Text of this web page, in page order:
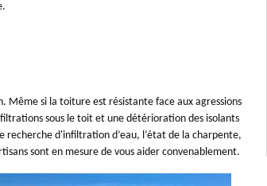
Même si la toiture est résistante face aux agressions
sous le toit et une détérioration des isolants
d'infiltration d’eau, l’état de la charpente,
sont en mesure de vous aider convenablement.